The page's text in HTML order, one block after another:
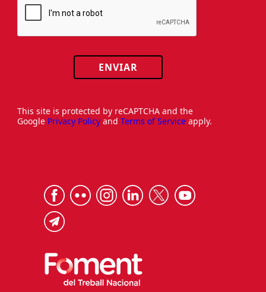
ENVIAR
This site is protected by reCAPTCHA and the
Google Privacy Policy and Terms of Service apply.